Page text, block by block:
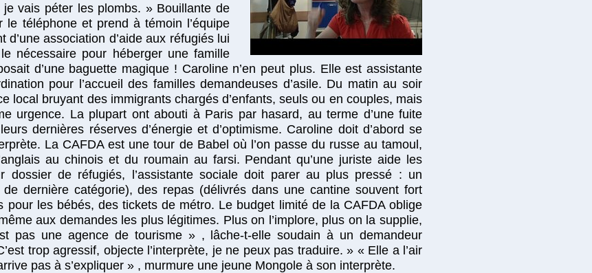
vais péter les plombs. » Bouillante de
téléphone et prend à témoin l’équipe
d’une association d’aide aux réfugiés lui
nécessaire pour héberger une famille
d’une baguette magique ! Caroline n’en peut plus. Elle est assistante
pour l’accueil des familles demandeuses d’asile. Du matin au soir
local bruyant des immigrants chargés d’enfants, seuls ou en couples, mais
urgence. La plupart ont abouti à Paris par hasard, au terme d’une fuite
dernières réserves d’énergie et d’optimisme. Caroline doit d’abord se
La CAFDA est une tour de Babel où l’on passe du russe au tamoul,
au chinois et du roumain au farsi. Pendant qu’une juriste aide les
dossier de réfugiés, l’assistante sociale doit parer au plus pressé : un
dernière catégorie), des repas (délivrés dans une cantine souvent fort
pour les bébés, des tickets de métro. Le budget limité de la CAFDA oblige
aux demandes les plus légitimes. Plus on l’implore, plus on la supplie,
pas une agence de tourisme » , lâche-t-elle soudain à un demandeur
trop agressif, objecte l’interprète, je ne peux pas traduire. » « Elle a l’air
pas à s’expliquer » , murmure une jeune Mongole à son interprète.